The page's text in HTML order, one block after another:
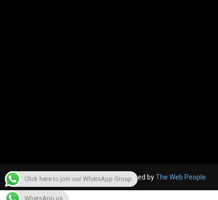
© 2022, The Canara Post. Website designed byThe Web People.
WhatsApp us
Click here to join our WhatsApp Group